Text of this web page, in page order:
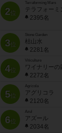
2位
Terraforming Mars
テラフォー
2395名
3位
Stone Garden
枯山水
2281名
4位
Viticulture
ワイナリーの
2272名
5位
Agricola
アグリコラ
2120名
6位
Azul
アズール
2034名